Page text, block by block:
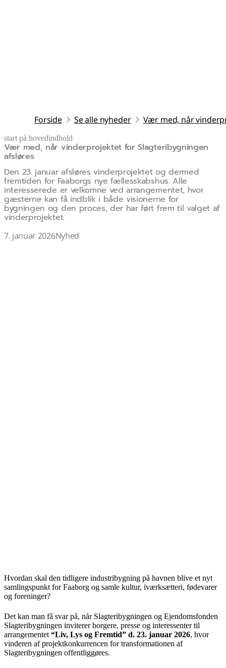
Forside Se alle nyheder Vær med, når
start på hovedindhold
Vær med, når vinderprojektet for Slagteribygningen
afsløres
Den 23. januar afsløres vinderprojektet og dermed
fremtiden for Faaborgs nye fællesskabshus. Alle
interesserede er velkomne ved arrangementet, hvor
gæsterne kan få indblik i både visionerne for
bygningen og den proces, der har ført frem til valget af
vinderprojektet.
7. januar 2026Nyhed
senest opdateret 8. januar 2026
Hvordan skal den tidligere industribygning på havnen blive et nyt
samlingspunkt for Faaborg og samle kultur, iværksætteri, fødevarer
og foreninger?
Det kan man få svar på, når Slagteribygningen og Ejendomsfonden
Slagteribygningen inviterer borgere, presse og interessenter til
arrangementet “Liv, Lys og Fremtid” d. 23. januar 2026, hvor
vinderen af projektkonkurrencen for transformationen af
Slagteribygningen offentliggøres.